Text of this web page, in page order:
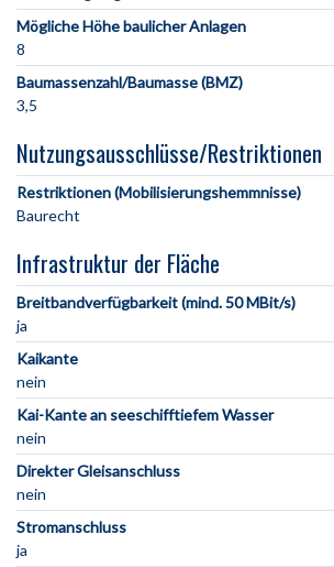
Mögliche Höhe baulicher Anlagen
8
Baumassenzahl/Baumasse (BMZ)
3,5
Nutzungsausschlüsse/Restriktionen
Restriktionen (Mobilisierungshemmnisse)
Baurecht
Infrastruktur der Fläche
Breitbandverfügbarkeit (mind. 50 MBit/s)
ja
Kaikante
nein
Kai-Kante an seeschifftiefem Wasser
nein
Direkter Gleisanschluss
nein
Stromanschluss
ja